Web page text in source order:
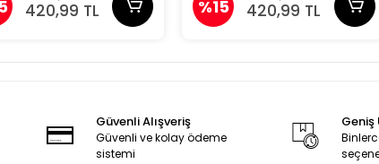
420,99 TL %15 420,99 TL
Güvenli Alışveriş
Güvenli ve kolay ödeme
sistemi
Geniş